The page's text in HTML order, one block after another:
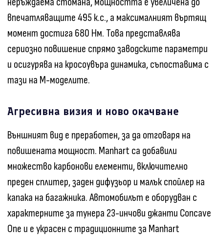
впечатляващите 495 к.с., а максималният въртящ
момент достига 680 Нм. Това представлява
сериозно повишение спрямо заводските параметри
и осигурява на кросоувъра динамика, съпоставима с
тази на M-моделите.
Агресивна визия и ново окачване
Външният вид е преработен, за да отговаря на
повишената мощност. Manhart са добавили
множество карбонови елементи, включително
преден сплитер, заден дифузьор и малък спойлер на
капака на багажника. Автомобилът е оборудван с
характерните за тунера 23-инчови джанти Concave
One и е украсен с традиционните за Manhart